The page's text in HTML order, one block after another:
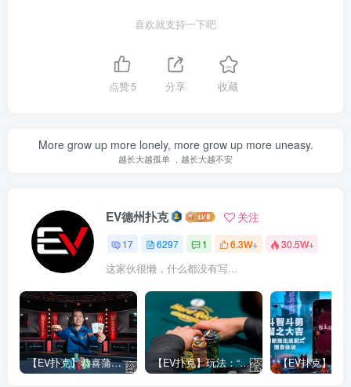
喜欢就支持一下吧
点赞5 分享 收藏
More grow up more lonely, more grow up more uneasy.
越长大越孤单 ，越长大越不安
EV德州扑克 关注
17 6297 1 6.3W+ 30.5W+
这家伙很懒，什么都没有写...
【EV扑克】恭喜蒲蔚然赛事#65夺冠，收获国人2023WSOP第六条金手链，奖金93万刀！ 【EV扑克】玩法：“松弱鱼/松凶鱼打法”的基本攻略